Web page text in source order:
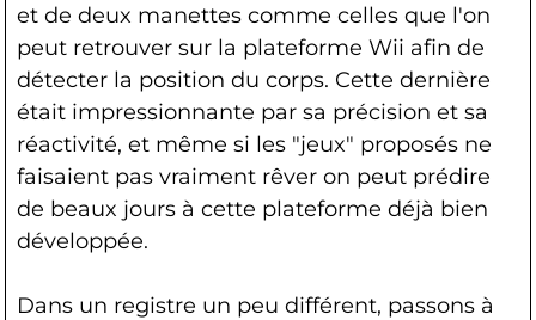
et de deux manettes comme celles que l'on
peut retrouver sur la plateforme Wii afin de
détecter la position du corps. Cette dernière
était impressionnante par sa précision et sa
réactivité, et même si les "jeux" proposés ne
faisaient pas vraiment rêver on peut prédire
de beaux jours à cette plateforme déjà bien
développée.
Dans un registre un peu différent, passons à